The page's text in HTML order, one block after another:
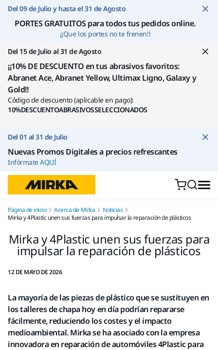
Ir a contenido
Del 09 de Julio y hasta el 31 de Agosto
PORTES GRATUITOS para todos tus pedidos online.
¡¡Que los portes no te frenen!!
Del 15 de Julio al 31 de Agosto
¡¡10% DE DESCUENTO en tus abrasivos favoritos:
Abranet Ace, Abranet Yellow, Ultimax Ligno, Galaxy y
Gold!!
Código de descuento (aplicable en pago):
10%DESCUENTOABRASIVOSSELECCIONADOS
Del 01 al 31 de Julio
Nuevas Promos Digitales a precios refrescantes
InfórmateAQUÍ
Página de inicio Acerca de Mirka
Noticias
Mirka y 4Plastic unen sus fuerzas para impulsar la reparación de plásticos
Mirka y 4Plastic unen sus fuerzas para
impulsar la reparación de plásticos
12 DE MAYO DE 2026
La mayoría de las piezas de plástico que se sustituyen en
los talleres de chapa hoy en día podrían repararse
fácilmente, reduciendo los costes y el impacto
medioambiental. Mirka se ha asociado con la empresa
innovadora en reparación de automóviles 4Plastic para